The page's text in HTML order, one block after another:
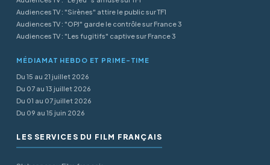
Audiences TV : "Sirènes" attire le public sur TF1
Audiences TV : "OPJ" garde le contrôle sur France 3
Audiences TV : "Les fugitifs" captive sur France 3
MÉDIAMAT HEBDO ET PRIME-TIME
Du 15 au 21 juillet 2026
Du 07 au 13 juillet 2026
Du 01 au 07 juillet 2026
Du 09 au 15 juin 2026
LES SERVICES DU FILM FRANÇAIS